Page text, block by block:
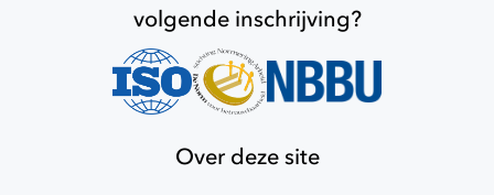
volgende inschrijving?
Over deze site